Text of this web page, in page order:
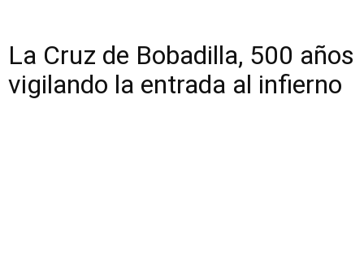
La Cruz de Bobadilla, 500 años
vigilando la entrada al infierno